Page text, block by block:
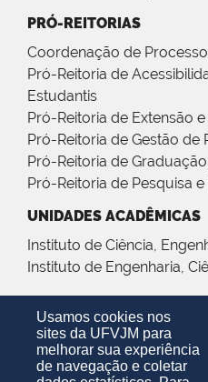
Usamos cookies nos
sites da UFVJM para
melhorar sua experiência
de navegação e coletar
PRÓ-REITORIAS
Coordenação de
Pró-Reitoria de
Estudantis
Pró-Reitoria de Extensão
Pró-Reitoria de Gestão de
Pró-Reitoria de Graduação
Pró-Reitoria de Pesquisa
UNIDADES ACADÊMICAS
Instituto de Ciência,
Instituto de Engenharia,